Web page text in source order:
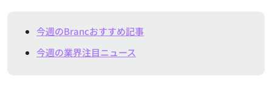
今週のBrancおすすめ記事
今週の業界注目ニュース